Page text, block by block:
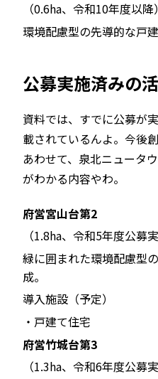
（0.6ha、令和10年度以降）
環境配慮型の先導的な戸
公募実施済みの
資料では、すでに公募が
載されているんよ。今後
あわせて、泉北ニュータ
がわかる内容やわ。
府営宮山台第2
（1.8ha、令和5年度公募実
緑に囲まれた環境配慮型
成。
導入施設（予定）
・戸建て住宅
府営竹城台第3
（1.3ha、令和6年度公募実